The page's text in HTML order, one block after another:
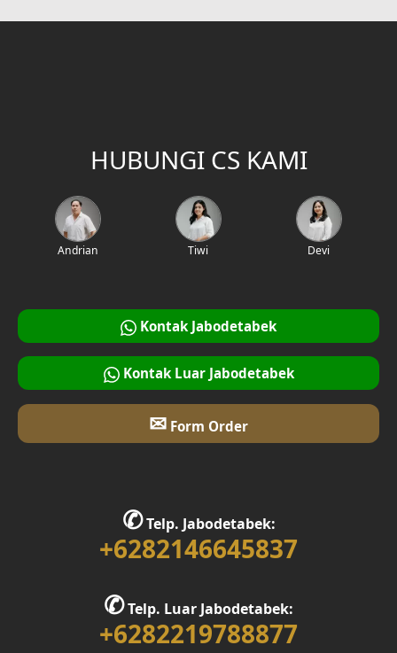
HUBUNGI CS KAMI
Andrian Tiwi Devi
Kontak Jabodetabek
Kontak Luar Jabodetabek
✉ Form Order
✆Telp. Jabodetabek:
+6282146645837
✆Telp. Luar Jabodetabek:
+6282219788877